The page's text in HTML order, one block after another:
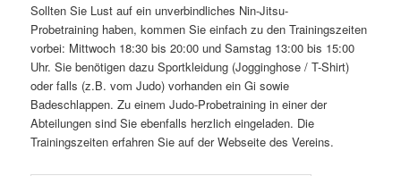
Sollten Sie Lust auf ein unverbindliches Nin-Jitsu-
Probetraining haben, kommen Sie einfach zu den Trainingszeiten
vorbei: Mittwoch 18:30 bis 20:00 und Samstag 13:00 bis 15:00
Uhr. Sie benötigen dazu Sportkleidung (Jogginghose / T-Shirt)
oder falls (z.B. vom Judo) vorhanden ein Gi sowie
Badeschlappen. Zu einem Judo-Probetraining in einer der
Abteilungen sind Sie ebenfalls herzlich eingeladen. Die
Trainingszeiten erfahren Sie auf der Webseite des Vereins.